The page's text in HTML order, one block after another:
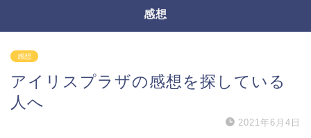
感想
感想
アイリスプラザの感想を探している
人へ
2021年6月4日